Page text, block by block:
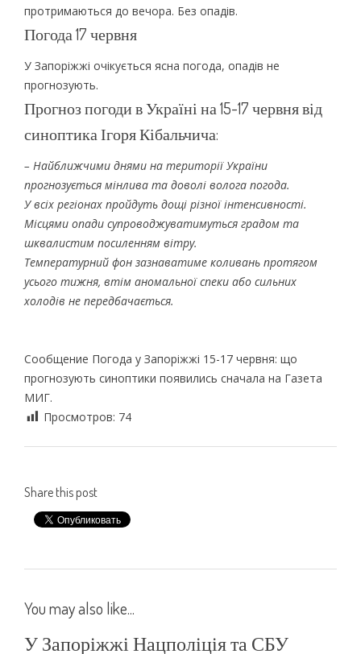
протримаються до вечора. Без опадів.
Погода 17 червня
У Запоріжжі очікується ясна погода, опадів не
прогнозують.
Прогноз погоди в Україні на 15-17 червня від
синоптика Ігоря Кібальчича:
– Найближчими днями на території України
прогнозується мінлива та доволі волога погода.
У всіх регіонах пройдуть дощі різної інтенсивності.
Місцями опади супроводжуватимуться градом та
шквалистим посиленням вітру.
Температурний фон зазнаватиме коливань протягом
усього тижня, втім аномальної спеки або сильних
холодів не передбачається.
Сообщение Погода у Запоріжжі 15-17 червня: що
прогнозують синоптики появились сначала на Газета
МИГ.
Просмотров: 74
Share this post
You may also like...
У Запоріжжі Нацполіція та СБУ